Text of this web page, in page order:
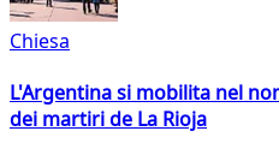
Chiesa
L'Argentina si mobilita nel
dei martiri de La Rioja